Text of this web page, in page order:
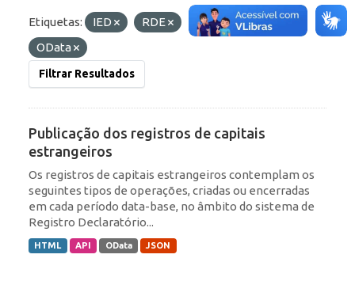
Etiquetas: IED RDE Formatos:
HTML
OData
Filtrar Resultados
Publicação dos registros de capitais
estrangeiros
Os registros de capitais estrangeiros contemplam os
seguintes tipos de operações, criadas ou encerradas
em cada período data-base, no âmbito do sistema de
Registro Declaratório...
HTML API OData JSON